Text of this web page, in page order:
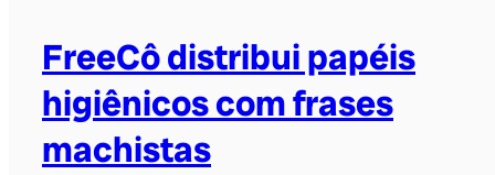
FreeCô distribui papéis
higiênicos com frases
machistas